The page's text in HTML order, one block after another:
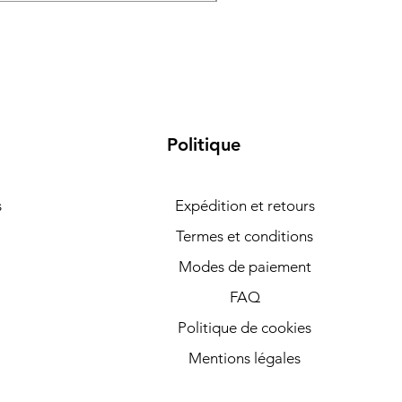
Politique
Expédition et retours
Termes et conditions
Modes de paiement
FAQ
Politique de cookies
Mentions légales